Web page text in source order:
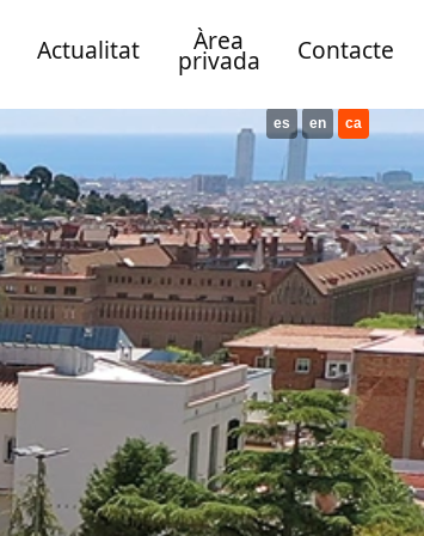
Actualitat Àrea
privada Contacte
ca
en
es